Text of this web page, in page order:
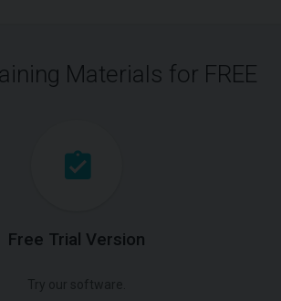
Materials for FREE
Free Trial Version